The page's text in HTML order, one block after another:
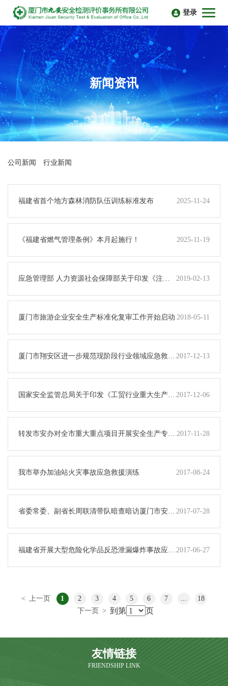
登录
新闻资讯
公司新闻 行业新闻
福建省首个地方森林消防队伍训练标准发布 2025-11-24
《福建省燃气管理条例》本月起施行！ 2025-11-19
应急管理部 人力资源社会保障部关于印发《注册
师职业资格考试实施办法》的通知
2019-02-13
厦门市旅游企业安全生产标准化复审工作开始启动 2018-05-11
厦门市翔安区进一步规范现阶段行业领域应急救援
2017-12-13
国家安全监管总局关于印发《工贸行业重大生产安
2017-12-06
转发市安办对全市重大重点项目开展安全生产专项
2017-11-28
我市举办加油站火灾事故应急救援演练 2017-08-24
省委常委、副省长周联清带队暗查暗访厦门市安全
2017-07-28
福建省开展大型危险化学品反恐泄漏爆炸事故应急
2017-06-27
< 上一页 1 2 3 4 5 6 7
18
下一页 > 到第 页
友情链接
FRIENDSHIP LINK